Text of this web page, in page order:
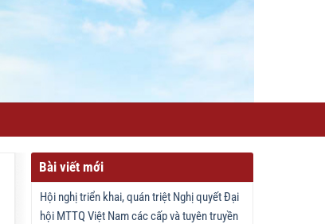
Bài viết mới
Hội nghị triển khai, quán triệt Nghị quyết Đại
hội MTTQ Việt Nam các cấp và tuyên truyền